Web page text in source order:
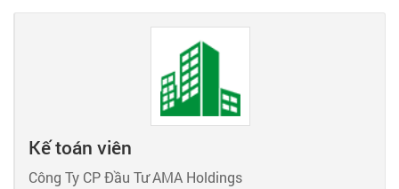
Kế toán viên
Công Ty CP Đầu Tư AMA Holdings